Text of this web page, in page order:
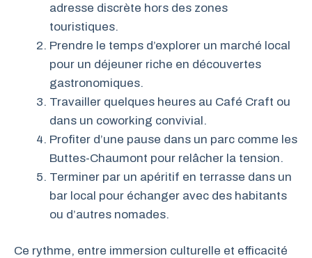
adresse discrète hors des zones
touristiques.
Prendre le temps d’explorer un marché local
pour un déjeuner riche en découvertes
gastronomiques.
Travailler quelques heures au Café Craft ou
dans un coworking convivial.
Profiter d’une pause dans un parc comme les
Buttes-Chaumont pour relâcher la tension.
Terminer par un apéritif en terrasse dans un
bar local pour échanger avec des habitants
ou d’autres nomades.
Ce rythme, entre immersion culturelle et efficacité